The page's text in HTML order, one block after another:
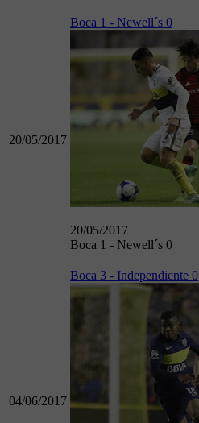
20/05/2017
Boca 1 - Newell´s 0
20/05/2017
Boca 1 - Newell´s 0
04/06/2017
Boca 3 - Independiente 0